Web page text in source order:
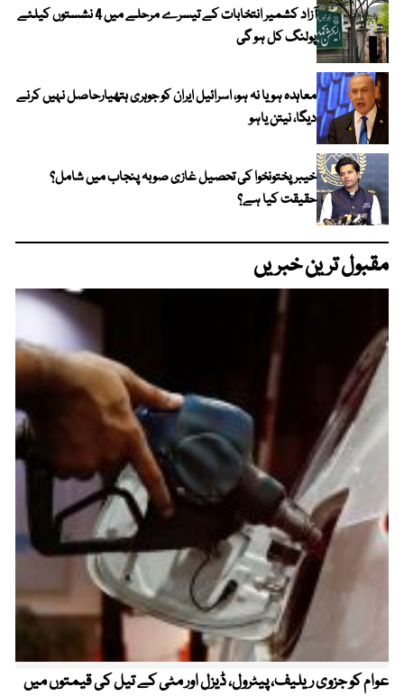
آزاد کشمیر انتخابات کے تیسرے مرحلے میں 4 نشستوں کیلئے
پولنگ کل ہو گی
معاہدہ ہو یا نہ ہو، اسرائیل ایران کو جوہری ہتھیارحاصل نہیں کرنے
دیگا، نیتن یاہو
خیبر پختونخوا کی تحصیل غازی صوبہ پنجاب میں شامل؟
حقیقت کیا ہے؟
مقبول ترین خبریں
عوام کو جزوی ریلیف، پیٹرول، ڈیزل اور مٹی کے تیل کی قیمتوں میں